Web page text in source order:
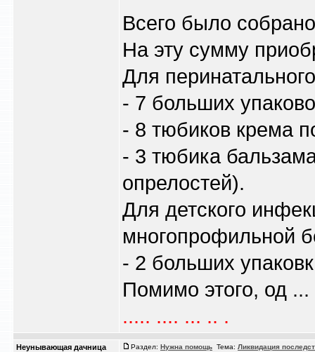
Всего было
На эту сумму
Для
- 7 больших
- 8 тюбиков крема
- 3 тюбика
опрелостей).
Для детского
многопрофильной
- 2 больших
Помимо этого, од ...
..... .... ... .. .
Heyнывaющая дaчницa Раздел: Нужна помощь Тема: Ликвидация